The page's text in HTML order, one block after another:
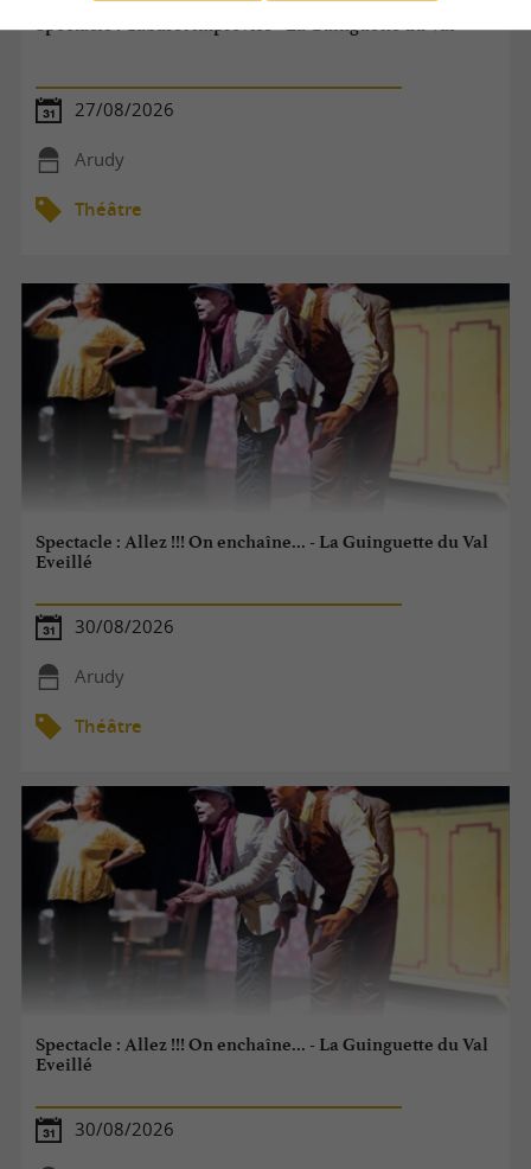
Spectacle : Cabaret improvisé - La Guinguette du Val
27/08/2026
Arudy
Théâtre
Spectacle : Allez !!! On enchaîne... - La Guinguette du Val
Eveillé
30/08/2026
Arudy
Théâtre
Spectacle : Allez !!! On enchaîne... - La Guinguette du Val
Eveillé
30/08/2026